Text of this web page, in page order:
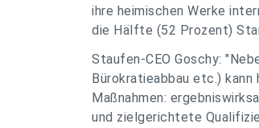
ihre heimischen Werke
die Hälfte (52 Prozent)
Staufen-CEO Goschy:
Bürokratieabbau etc.)
Maßnahmen:
und zielgerichtete